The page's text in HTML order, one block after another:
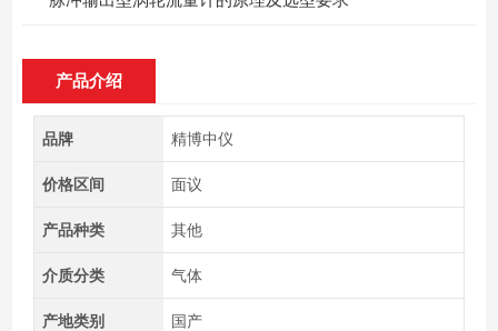
产品介绍
品牌 精博中仪
价格区间 面议
产品种类 其他
介质分类 气体
产地类别 国产